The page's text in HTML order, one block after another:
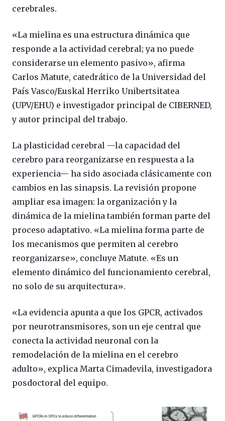
cerebrales.
«La mielina es una estructura dinámica que
responde a la actividad cerebral; ya no puede
considerarse un elemento pasivo», afirma
Carlos Matute, catedrático de la Universidad del
País Vasco/Euskal Herriko Unibertsitatea
(UPV/EHU) e investigador principal de CIBERNED,
y autor principal del trabajo.
La plasticidad cerebral —la capacidad del
cerebro para reorganizarse en respuesta a la
experiencia— ha sido asociada clásicamente con
cambios en las sinapsis. La revisión propone
ampliar esa imagen: la organización y la
dinámica de la mielina también forman parte del
proceso adaptativo. «La mielina forma parte de
los mecanismos que permiten al cerebro
reorganizarse», concluye Matute. «Es un
elemento dinámico del funcionamiento cerebral,
no solo de su arquitectura».
«La evidencia apunta a que los GPCR, activados
por neurotransmisores, son un eje central que
conecta la actividad neuronal con la
remodelación de la mielina en el cerebro
adulto», explica Marta Cimadevila, investigadora
posdoctoral del equipo.